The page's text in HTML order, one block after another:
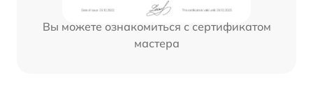
Вы можете ознакомиться с сертификатом
мастера